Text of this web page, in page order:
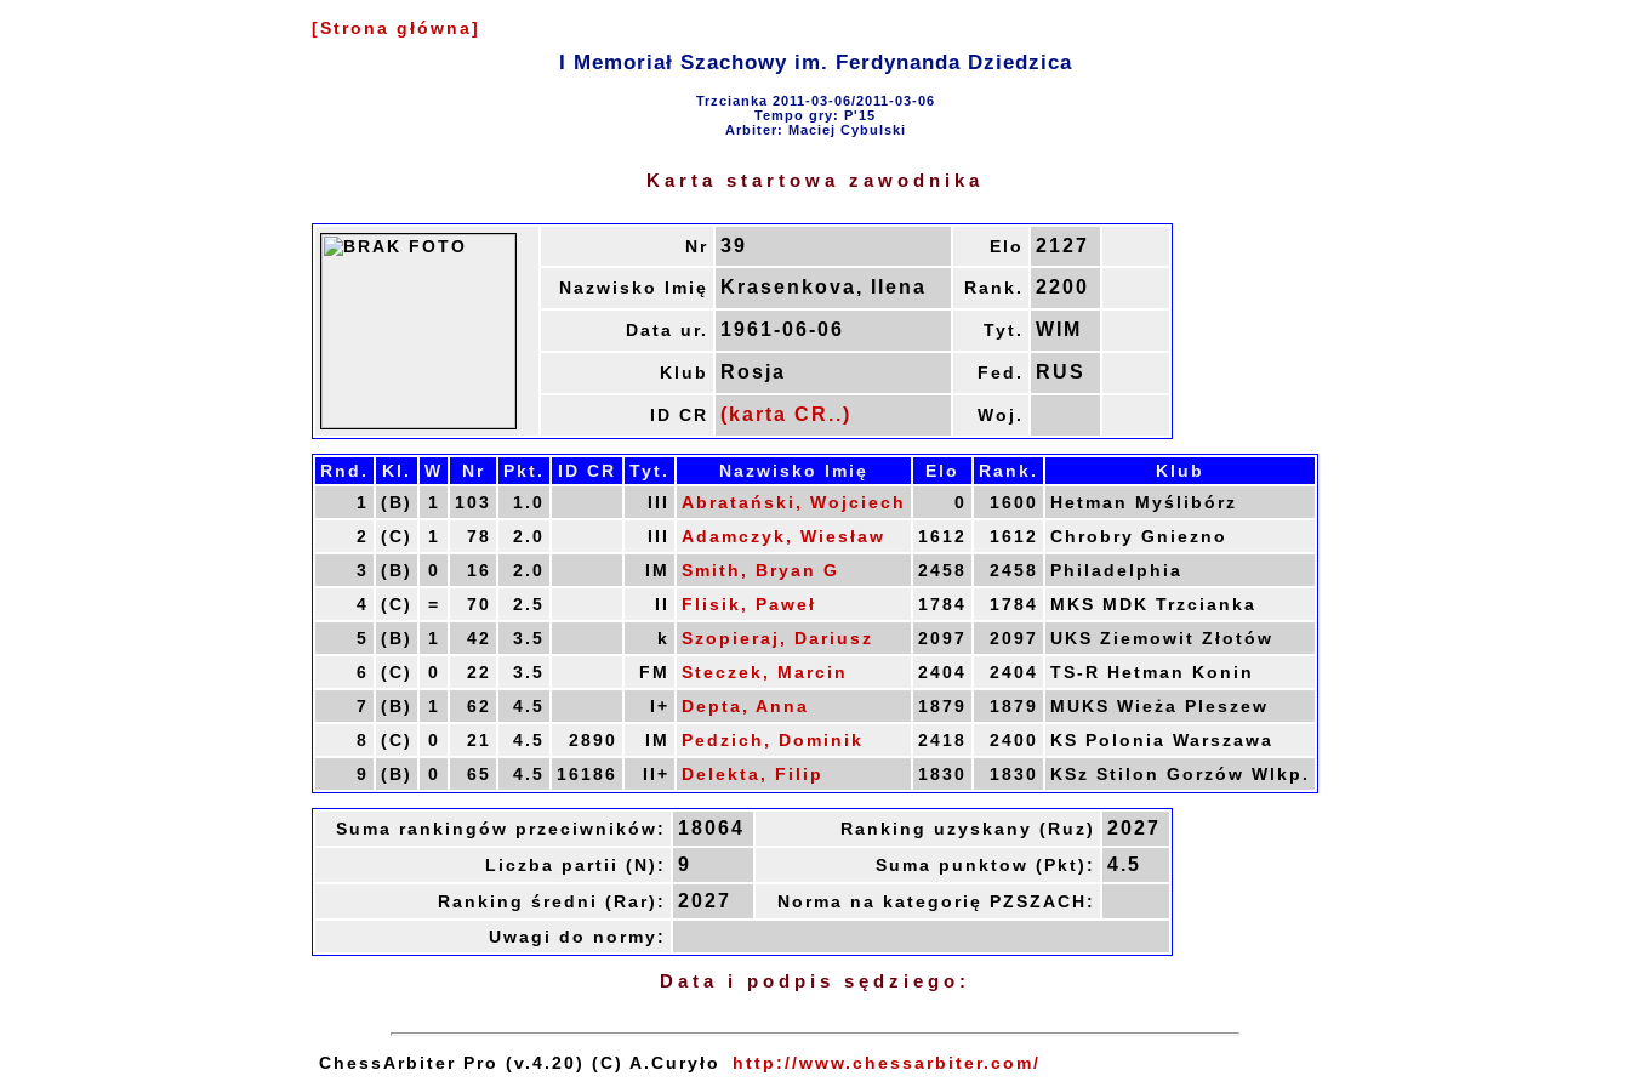
[Strona główna]
I Memoriał Szachowy im. Ferdynanda Dziedzica
Trzcianka 2011-03-06/2011-03-06
Tempo gry: P'15
Arbiter: Maciej Cybulski
Karta startowa zawodnika
Nr 39 Elo 2127
Nazwisko Imię Krasenkova, Ilena Rank. 2200
Data ur. 1961-06-06 Tyt. WIM
Klub Rosja Fed. RUS
ID CR (karta CR..) Woj.
Rnd. Kl. W Nr Pkt. ID CR Tyt. Nazwisko Imię Elo Rank.
Klub
1
(B) 1 103 1.0 III Abratański, Wojciech 0 1600
Hetman Myślibórz
2
(C) 1 78 2.0 III Adamczyk, Wiesław 1612 1612
Chrobry Gniezno
3
(B) 0 16 2.0 IM Smith, Bryan G 2458 2458
Philadelphia
4
(C) = 70 2.5 II Flisik, Paweł 1784 1784
MKS MDK Trzcianka
5
(B) 1 42 3.5 k Szopieraj, Dariusz 2097 2097
UKS Ziemowit Złotów
6
(C) 0 22 3.5 FM Steczek, Marcin 2404 2404
TS-R Hetman Konin
7
(B) 1 62 4.5 I+ Depta, Anna 1879 1879
MUKS Wieża Pleszew
8
(C) 0 21 4.5 2890 IM Pedzich, Dominik 2418 2400
KS Polonia Warszawa
9
(B) 0 65 4.5 16186 II+ Delekta, Filip 1830 1830 KSz Stilon Gorzów Wlkp.
Suma rankingów przeciwników: 18064 Ranking uzyskany (Ruz) 2027
Liczba partii (N): 9 Suma punktow (Pkt): 4.5
Ranking średni (Rar): 2027
Norma na kategorię PZSZACH:
Uwagi do normy:
Data i podpis sędziego:
ChessArbiter Pro (v.4.20) (C) A.Curyło http://www.chessarbiter.com/